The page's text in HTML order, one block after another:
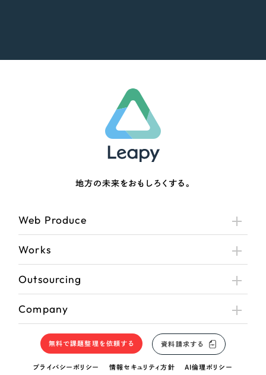
地方の未来をおもしろくする。
Web Produce
Works
Outsourcing
Company
無料で課題整理を依頼する 資料請求する
プライバシーポリシー 情報セキュリティ方針 AI倫理ポリシー